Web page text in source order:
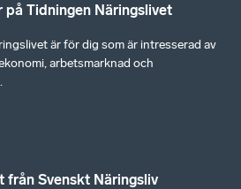
på Tidningen Näringslivet
är för dig som är intresserad av
arbetsmarknad och
från Svenskt Näringsliv